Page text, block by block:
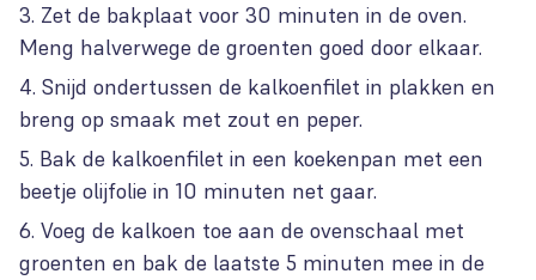
Zet de bakplaat voor 30 minuten in de oven.
Meng halverwege de groenten goed door elkaar.
Snijd ondertussen de kalkoenfilet in plakken en
breng op smaak met zout en peper.
Bak de kalkoenfilet in een koekenpan met een
beetje olijfolie in 10 minuten net gaar.
Voeg de kalkoen toe aan de ovenschaal met
groenten en bak de laatste 5 minuten mee in de